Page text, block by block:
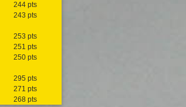
244 pts
243 pts
253 pts
251 pts
250 pts
295 pts
271 pts
268 pts